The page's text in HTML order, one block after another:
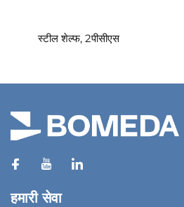
स्टील शेल्फ, 2पीसीएस
हमारी सेवा